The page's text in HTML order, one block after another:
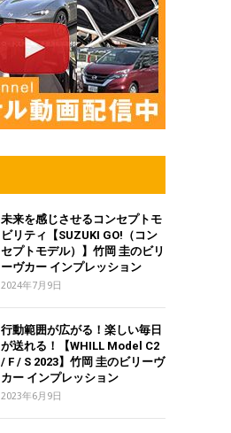
未来を感じさせるコンセプトモ
ビリティ【SUZUKI GO!（コン
セプトモデル）】竹岡 圭のビリ
ーヴカー インプレッション
2024年7月9日
行動範囲が広がる！楽しい毎日
が送れる！【WHILL Model C2
/ F / S 2023】竹岡 圭のビリーヴ
カー インプレッション
2023年6月9日